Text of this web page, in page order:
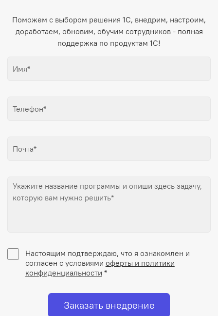
Поможем с выбором решения 1С, внедрим, настроим,
доработаем, обновим, обучим сотрудников - полная
поддержка по продуктам 1С!
Настоящим подтверждаю, что я ознакомлен и
согласен с условиями оферты и политики
конфиденциальности *
Заказать внедрение